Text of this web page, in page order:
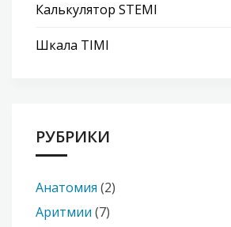
Калькулятор STEMI
Шкала TIMI
РУБРИКИ
Анатомия (2)
Аритмии (7)